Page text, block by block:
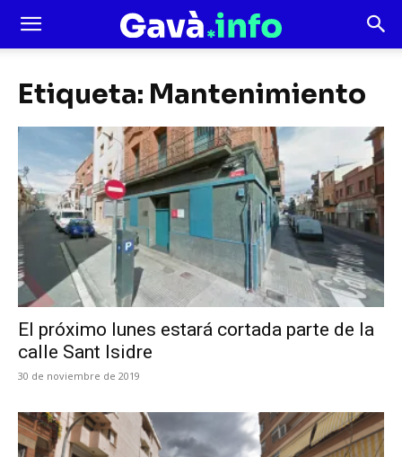
Etiqueta: Mantenimiento
El próximo lunes estará cortada parte de la
calle Sant Isidre
30 de noviembre de 2019